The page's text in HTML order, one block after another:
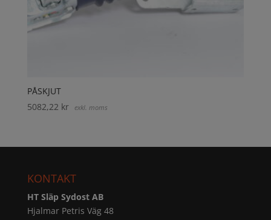
PÅSKJUT
5082,22 kr exkl. moms
KONTAKT
HT Släp Sydost AB
Hjalmar Petris Väg 48